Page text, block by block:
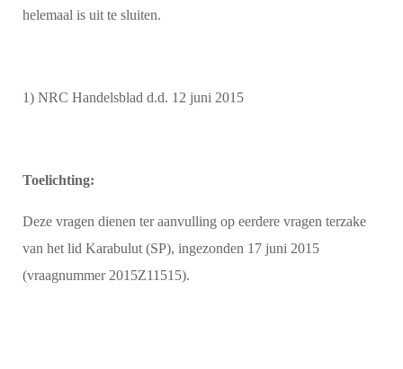
helemaal is uit te sluiten.
1) NRC Handelsblad d.d. 12 juni 2015
Toelichting:
Deze vragen dienen ter aanvulling op eerdere vragen terzake
van het lid Karabulut (SP), ingezonden 17 juni 2015
(vraagnummer 2015Z11515).